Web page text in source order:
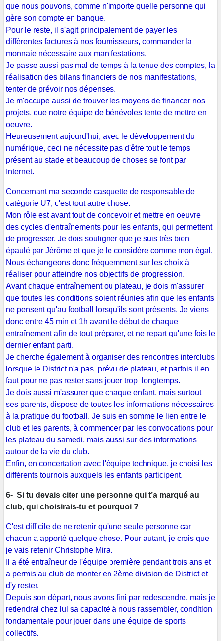
que nous pouvons, comme n'importe quelle personne qui
gère son compte en banque.
Pour le reste, il s'agit principalement de payer les
différentes factures à nos fournisseurs, commander la
monnaie nécessaire aux manifestations.
Je passe aussi pas mal de temps à la tenue des comptes, la
réalisation des bilans financiers de nos manifestations,
tenter de prévoir nos dépenses.
Je m'occupe aussi de trouver les moyens de financer nos
projets, que notre équipe de bénévoles tente de mettre en
oeuvre.
Heureusement aujourd'hui, avec le développement du
numérique, ceci ne nécessite pas d'être tout le temps
présent au stade et beaucoup de choses se font par
Internet.
Concernant ma seconde casquette de responsable de
catégorie U7, c'est tout autre chose.
Mon rôle est avant tout de concevoir et mettre en oeuvre
des cycles d'entraînements pour les enfants, qui permettent
de progresser. Je dois souligner que je suis très bien
épaulé par Jérôme et que je le considère comme mon égal.
Nous échangeons donc fréquemment sur les choix à
réaliser pour atteindre nos objectifs de progression.
Avant chaque entraînement ou plateau, je dois m'assurer
que toutes les conditions soient réunies afin que les enfants
ne pensent qu'au football lorsqu'ils sont présents. Je viens
donc entre 45 min et 1h avant le début de chaque
entraînement afin de tout préparer, et ne repart qu'une fois le
dernier enfant parti.
Je cherche également à organiser des rencontres interclubs
lorsque le District n'a pas prévu de plateau, et parfois il en
faut pour ne pas rester sans jouer trop longtemps.
Je dois aussi m'assurer que chaque enfant, mais surtout
ses parents, dispose de toutes les informations nécessaires
à la pratique du football. Je suis en somme le lien entre le
club et les parents, à commencer par les convocations pour
les plateau du samedi, mais aussi sur des informations
autour de la vie du club.
Enfin, en concertation avec l'équipe technique, je choisi les
différents tournois auxquels les enfants participent.
6- Si tu devais citer une personne qui t’a marqué au
club, qui choisirais-tu et pourquoi ?
C'est difficile de ne retenir qu'une seule personne car
chacun a apporté quelque chose. Pour autant, je crois que
je vais retenir Christophe Mira.
Il a été entraîneur de l'équipe première pendant trois ans et
a permis au club de monter en 2ème division de District et
d'y rester.
Depuis son départ, nous avons fini par redescendre, mais je
retiendrai chez lui sa capacité à nous rassembler, condition
fondamentale pour jouer dans une équipe de sports
collectifs.